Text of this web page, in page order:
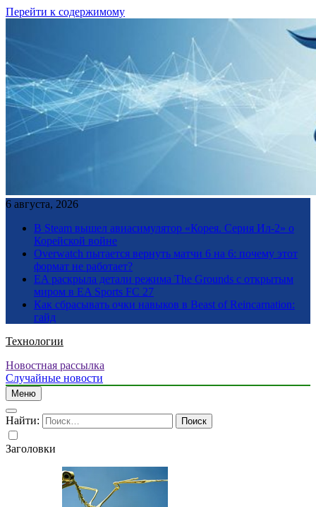
Перейти к содержимому
6 августа, 2026
В Steam вышел авиасимулятор «Корея. Серия Ил-2» о
Корейской войне
Overwatch пытается вернуть матчи 6 на 6: почему этот
формат не работает?
EA раскрыла детали режима The Grounds с открытым
миром в EA Sports FC 27
Как сбрасывать очки навыков в Beast of Reincarnation:
гайд
Технологии
Новостная рассылка
Случайные новости
Меню
Найти:
Заголовки